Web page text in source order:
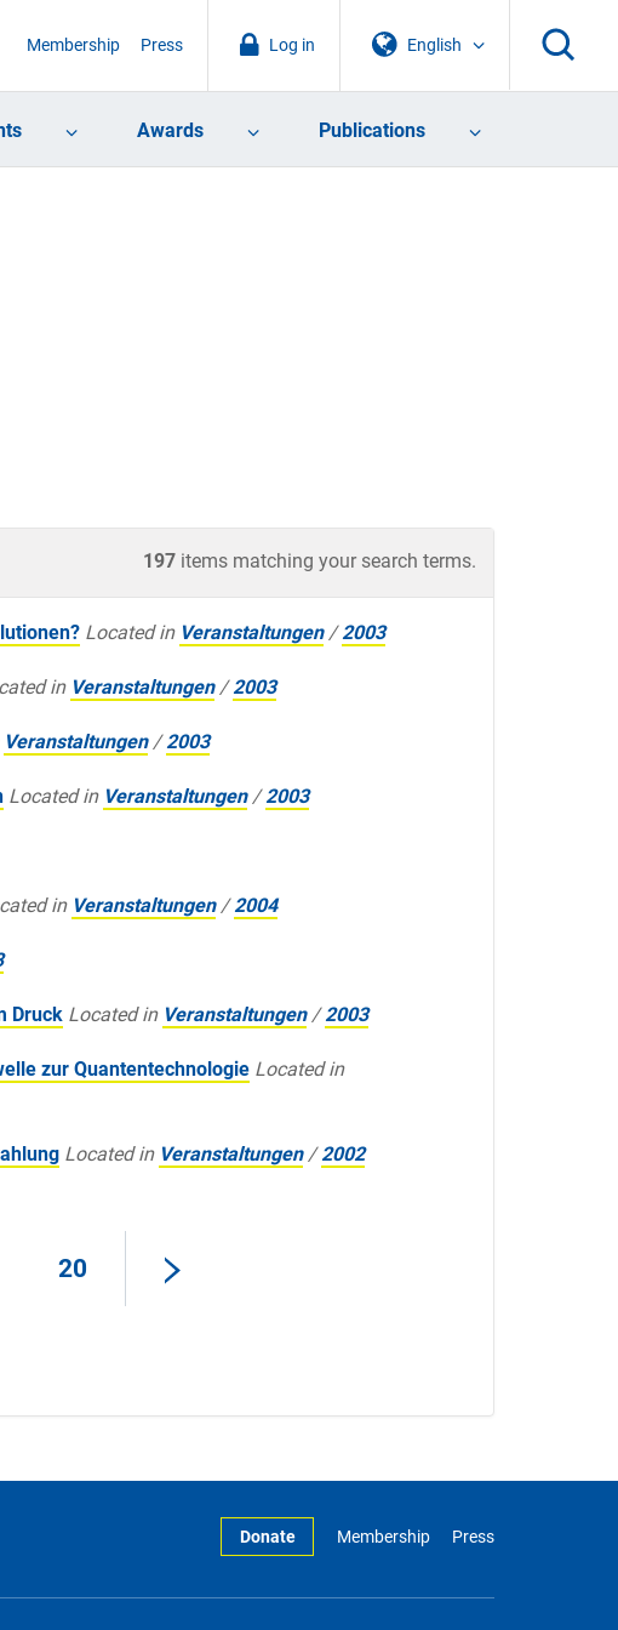
English
Log in
Membership Press
Awards Publications
197 items matching your search terms.
Located in Veranstaltungen /2003
in Veranstaltungen /2003
Veranstaltungen /2003
Located in Veranstaltungen /2003
in Veranstaltungen /2004
Druck Located in Veranstaltungen /2003
zur Quantentechnologie Located in
Located in Veranstaltungen /2002
20
Donate Membership Press